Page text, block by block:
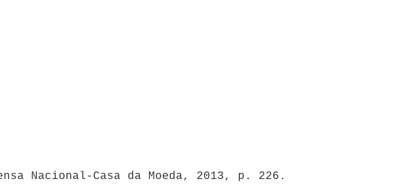
Nacional-Casa da Moeda, 2013, p. 226.